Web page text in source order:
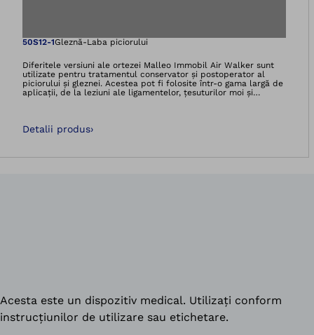
Deschidere
50S12-1Gleznă-Laba piciorului
Diferitele versiuni ale ortezei Malleo Immobil Air Walker sunt
utilizate pentru tratamentul conservator și postoperator al
piciorului și gleznei. Acestea pot fi folosite într-o gama largă de
aplicații, de la leziuni ale ligamentelor, țesuturilor moi și
Detalii produs›
Acesta este un dispozitiv medical. Utilizați conform
instrucțiunilor de utilizare sau etichetare.